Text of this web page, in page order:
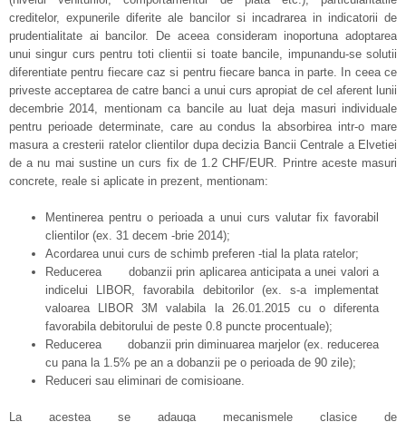
creditelor, expunerile diferite ale bancilor si incadrarea in indicatorii de
prudentialitate ai bancilor. De aceea consideram inoportuna adoptarea
unui singur curs pentru toti clientii si toate bancile, impunandu-se solutii
diferentiate pentru fiecare caz si pentru fiecare banca in parte. In ceea ce
priveste acceptarea de catre banci a unui curs apropiat de cel aferent lunii
decembrie 2014, mentionam ca bancile au luat deja masuri individuale
pentru perioade determinate, care au condus la absorbirea intr-o mare
masura a cresterii ratelor clientilor dupa decizia Bancii Centrale a Elvetiei
de a nu mai sustine un curs fix de 1.2 CHF/EUR. Printre aceste masuri
concrete, reale si aplicate in prezent, mentionam:
Mentinerea pentru o perioada a unui curs valutar fix favorabil
clientilor (ex. 31 decem -brie 2014);
Acordarea unui curs de schimb preferen -tial la plata ratelor;
Reducerea dobanzii prin aplicarea anticipata a unei valori a
indicelui LIBOR, favorabila debitorilor (ex. s-a implementat
valoarea LIBOR 3M valabila la 26.01.2015 cu o diferenta
favorabila debitorului de peste 0.8 puncte procentuale);
Reducerea dobanzii prin diminuarea marjelor (ex. reducerea
cu pana la 1.5% pe an a dobanzii pe o perioada de 90 zile);
Reduceri sau eliminari de comisioane.
La acestea se adauga mecanismele clasice de